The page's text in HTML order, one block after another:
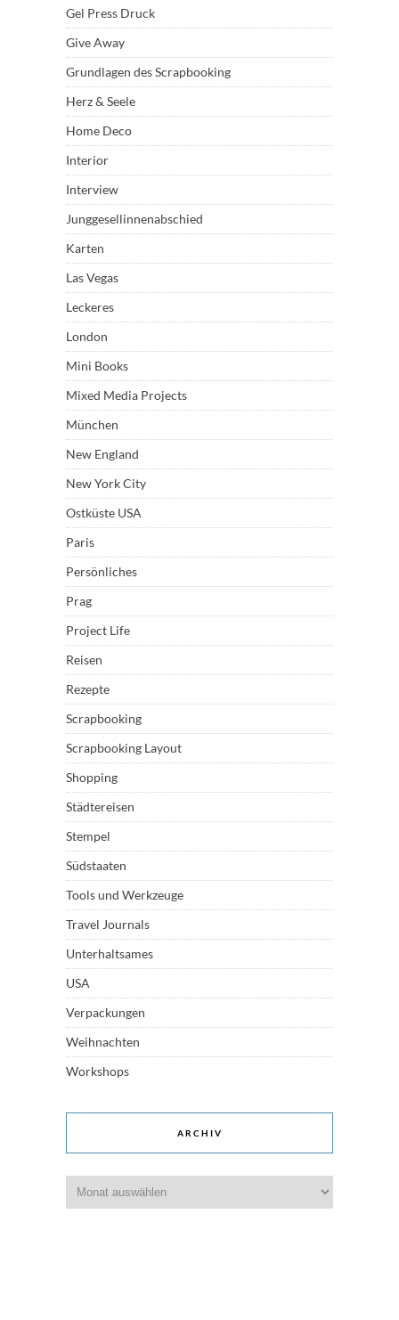
Gel Press Druck
Give Away
Grundlagen des Scrapbooking
Herz & Seele
Home Deco
Interior
Interview
Junggesellinnenabschied
Karten
Las Vegas
Leckeres
London
Mini Books
Mixed Media Projects
München
New England
New York City
Ostküste USA
Paris
Persönliches
Prag
Project Life
Reisen
Rezepte
Scrapbooking
Scrapbooking Layout
Shopping
Städtereisen
Stempel
Südstaaten
Tools und Werkzeuge
Travel Journals
Unterhaltsames
USA
Verpackungen
Weihnachten
Workshops
ARCHIV